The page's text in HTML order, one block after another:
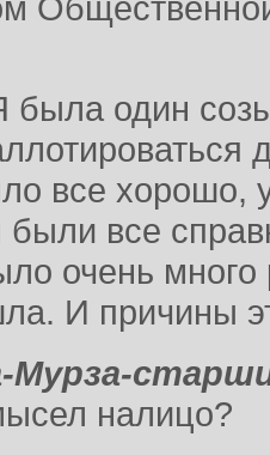
была один
все хорошо,
все
очень
И причины
Мурза-
налицо?